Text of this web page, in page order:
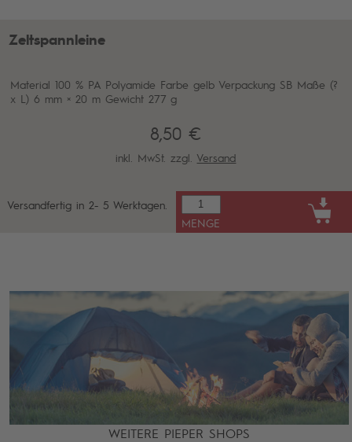
Zeltspannleine
Material 100 % PA Polyamide Farbe gelb Verpackung SB Maße (?
x L) 6 mm × 20 m Gewicht 277 g
8,50 €
inkl. MwSt. zzgl. Versand
Versandfertig in 2- 5 Werktagen.
MENGE
WEITERE PIEPER SHOPS